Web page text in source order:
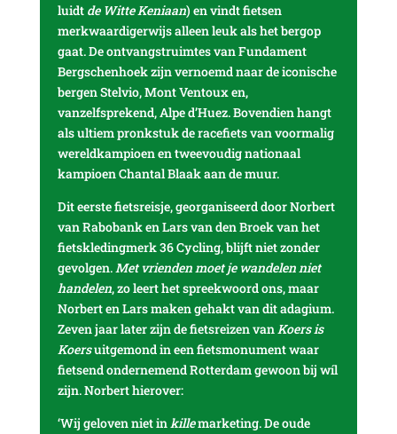
luidt de Witte Keniaan) en vindt fietsen
merkwaardigerwijs alleen leuk als het bergop
gaat. De ontvangstruimtes van Fundament
Bergschenhoek zijn vernoemd naar de iconische
bergen Stelvio, Mont Ventoux en,
vanzelfsprekend, Alpe d’Huez. Bovendien hangt
als ultiem pronkstuk de racefiets van voormalig
wereldkampioen en tweevoudig nationaal
kampioen Chantal Blaak aan de muur.
Dit eerste fietsreisje, georganiseerd door Norbert
van Rabobank en Lars van den Broek van het
fietskledingmerk 36 Cycling, blijft niet zonder
gevolgen.Met vrienden moet je wandelen niet
handelen, zo leert het spreekwoord ons, maar
Norbert en Lars maken gehakt van dit adagium.
Zeven jaar later zijn de fietsreizen vanKoers is
Koersuitgemond in een fietsmonument waar
fietsend ondernemend Rotterdam gewoon bij wíl
zijn. Norbert hierover:
‘Wij geloven niet inkillemarketing. De oude